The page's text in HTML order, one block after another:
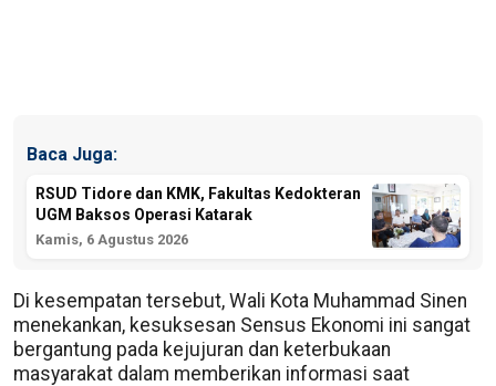
Baca Juga:
RSUD Tidore dan KMK, Fakultas Kedokteran
UGM Baksos Operasi Katarak
Kamis, 6 Agustus 2026
Di kesempatan tersebut, Wali Kota Muhammad Sinen
menekankan, kesuksesan Sensus Ekonomi ini sangat
bergantung pada kejujuran dan keterbukaan
masyarakat dalam memberikan informasi saat